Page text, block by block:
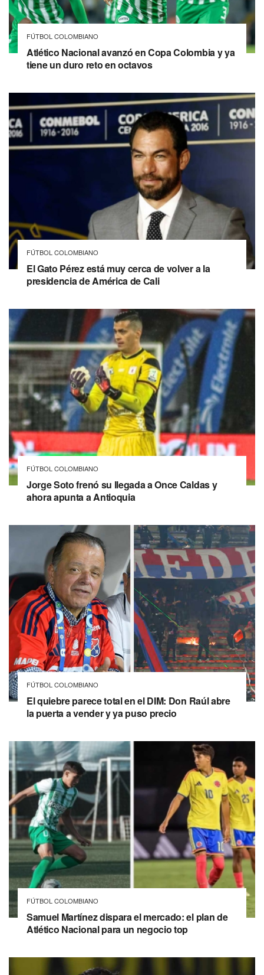
FÚTBOL COLOMBIANO
Atlético Nacional avanzó en Copa Colombia y ya
tiene un duro reto en octavos
FÚTBOL COLOMBIANO
El Gato Pérez está muy cerca de volver a la
presidencia de América de Cali
FÚTBOL COLOMBIANO
Jorge Soto frenó su llegada a Once Caldas y
ahora apunta a Antioquia
FÚTBOL COLOMBIANO
El quiebre parece total en el DIM: Don Raúl abre
la puerta a vender y ya puso precio
FÚTBOL COLOMBIANO
Samuel Martínez dispara el mercado: el plan de
Atlético Nacional para un negocio top